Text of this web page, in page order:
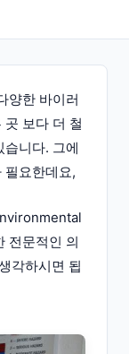
양한 바이러
보다 더 철
니다. 그에
필요한데요,
전문적인 의
각하시면 됩